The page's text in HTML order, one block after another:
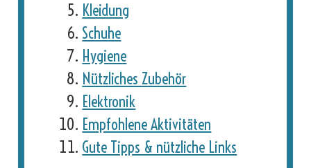
Kleidung
Schuhe
Hygiene
Nützliches Zubehör
Elektronik
Empfohlene Aktivitäten
Gute Tipps & nützliche Links